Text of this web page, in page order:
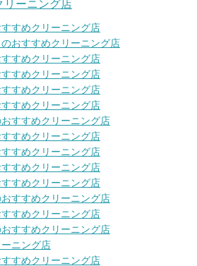
リーニング店
すめクリーニング店
おすすめクリーニング店
すめクリーニング店
すめクリーニング店
すめクリーニング店
すめクリーニング店
すすめクリーニング店
すめクリーニング店
すめクリーニング店
すめクリーニング店
すめクリーニング店
すすめクリーニング店
すめクリーニング店
すすめクリーニング店
ニング店
すめクリーニング店